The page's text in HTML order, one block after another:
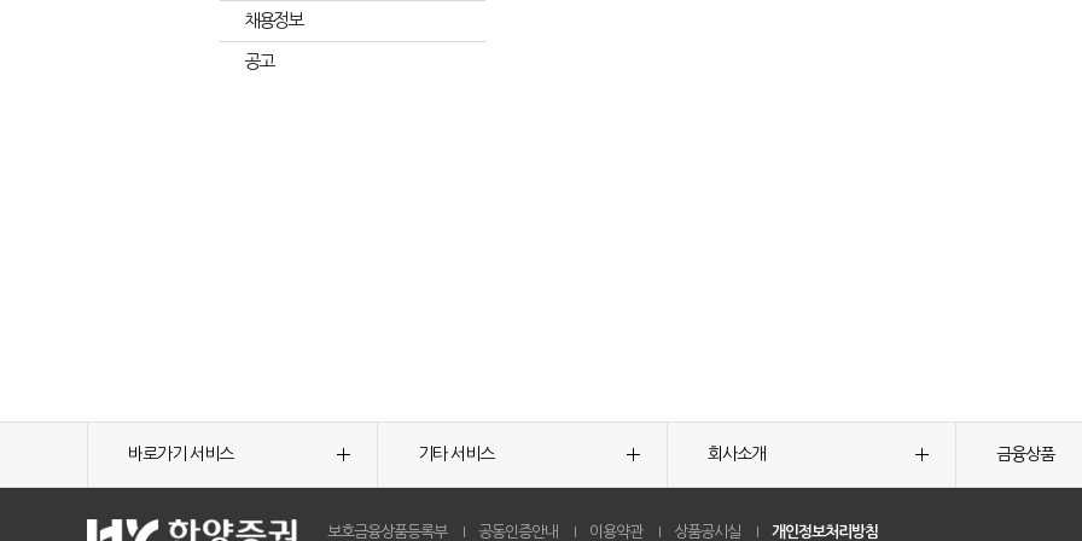
채용정보
공고
바로가기 서비스 기타 서비스 회사소개 금융상품
보호금융상품등록부 공동인증안내 이용약관 상품공시실 개인정보처리방침